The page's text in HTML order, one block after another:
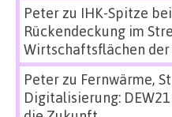
Peterzu IHK-Spitze
Rückendeckung im
Wirtschaftsflächen der
Peterzu Fernwärme,
Digitalisierung: